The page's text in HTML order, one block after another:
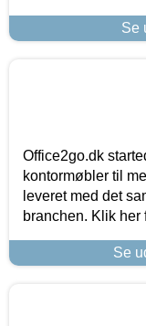
Se
Office2go.dk
kontormøbler til
leveret med det
branchen. Klik her
Se